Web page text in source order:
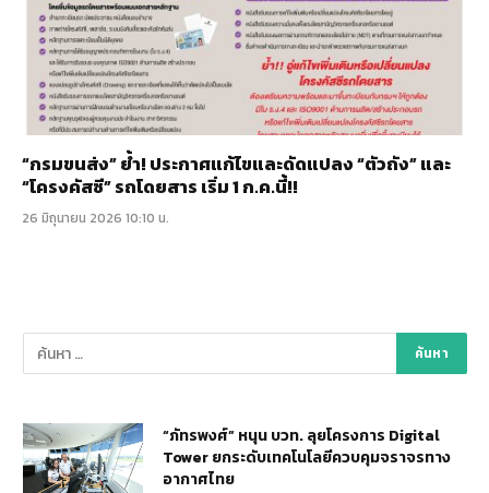
“กรมขนส่ง” ย้ำ! ประกาศแก้ไขและดัดแปลง “ตัวถัง” และ
“โครงคัสซี” รถโดยสาร เริ่ม 1 ก.ค.นี้!!
26 มิถุนายน 2026 10:10 น.
“ภัทรพงศ์” หนุน บวท. ลุยโครงการ Digital
Tower ยกระดับเทคโนโลยีควบคุมจราจรทาง
อากาศไทย